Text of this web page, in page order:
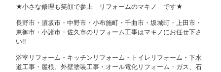
★小さな修理も笑顔で参上 リフォームのマキノ です★
長野市・須坂市・中野市・小布施町・千曲市・坂城町・上田市・
東御市・小諸市・佐久市のリフォーム工事はマキノにお任せ下さ
い!!
浴室リフォーム・キッチンリフォーム・トイレリフォーム・下水
道工事・屋根、外壁塗装工事・オール電化リフォーム・ガス、石